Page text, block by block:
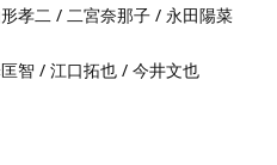
孝二 / 二宮奈那子 / 永田陽菜
智 / 江口拓也 / 今井文也